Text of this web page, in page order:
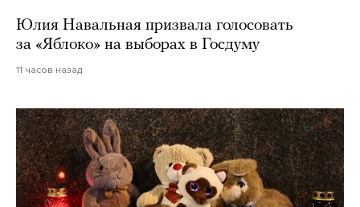
Юлия Навальная призвала голосовать
за «Яблоко» на выборах в Госдуму
11 часов назад